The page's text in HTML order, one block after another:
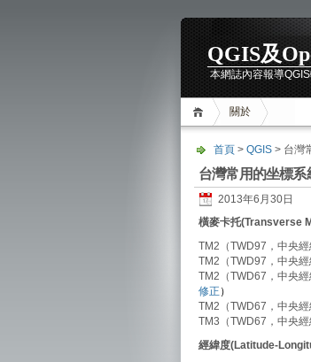
QGIS及
本網誌內容報導
關於
首頁 > QGIS > 台灣
台灣常用的坐標系
2013年6月30日
橫麥卡托(Transverse
TM2（TWD97，中央
TM2（TWD97，中央
TM2（TWD67，中央
修正 ）
TM2（TWD67，中央
TM3（TWD67，中央
經緯度(Latitude-